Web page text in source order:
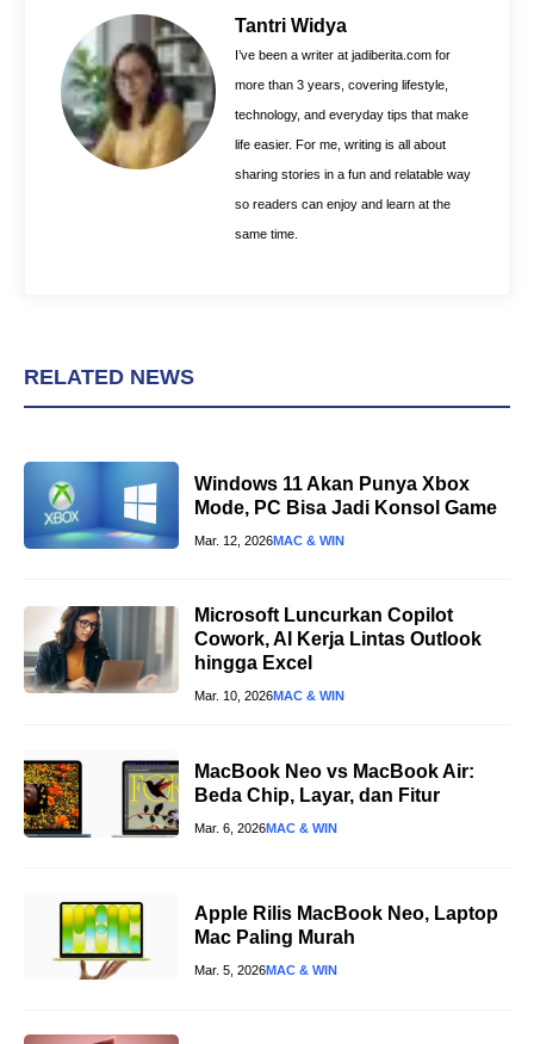
k
e
s
t
A
p
p
Tantri Widya
I’ve been a writer at jadiberita.com for
more than 3 years, covering lifestyle,
technology, and everyday tips that make
life easier. For me, writing is all about
sharing stories in a fun and relatable way
so readers can enjoy and learn at the
same time.
RELATED NEWS
Windows 11 Akan Punya Xbox
Mode, PC Bisa Jadi Konsol Game
Mar. 12, 2026MAC & WIN
Microsoft Luncurkan Copilot
Cowork, AI Kerja Lintas Outlook
hingga Excel
Mar. 10, 2026MAC & WIN
MacBook Neo vs MacBook Air:
Beda Chip, Layar, dan Fitur
Mar. 6, 2026MAC & WIN
Apple Rilis MacBook Neo, Laptop
Mac Paling Murah
Mar. 5, 2026MAC & WIN